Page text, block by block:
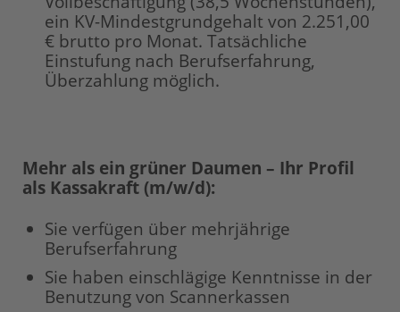
ein KV-Mindestgrundgehalt von 2.251,00
€ brutto pro Monat. Tatsächliche
Einstufung nach Berufserfahrung,
Überzahlung möglich.
Mehr als ein grüner Daumen – Ihr Profil
als Kassakraft (m/w/d):
Sie verfügen über mehrjährige
Berufserfahrung
Sie haben einschlägige Kenntnisse in der
Benutzung von Scannerkassen